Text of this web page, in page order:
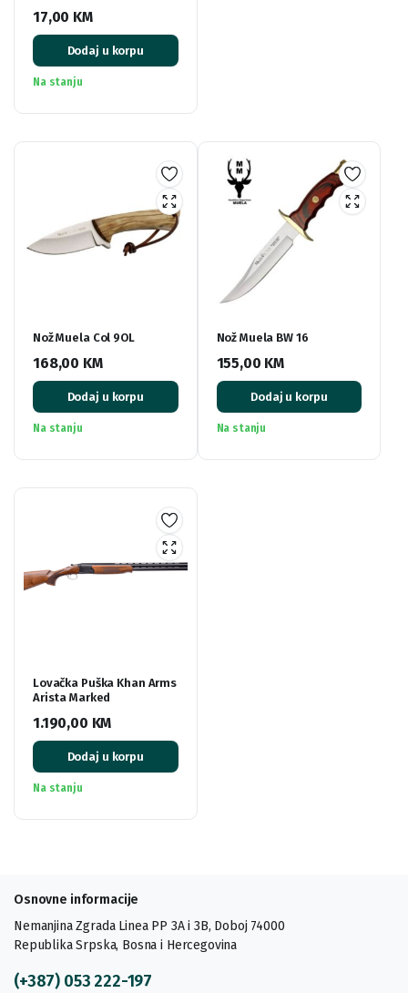
17,00 KM
Dodaj u korpu
Na stanju
Nož Muela Col 9OL
168,00 KM
Dodaj u korpu
Na stanju
Nož Muela BW 16
155,00 KM
Dodaj u korpu
Na stanju
Lovačka Puška Khan Arms
Arista Marked
1.190,00 KM
Dodaj u korpu
Na stanju
Osnovne informacije
Nemanjina Zgrada Linea PP 3A i 3B, Doboj 74000
Republika Srpska, Bosna i Hercegovina
(+387) 053 222-197